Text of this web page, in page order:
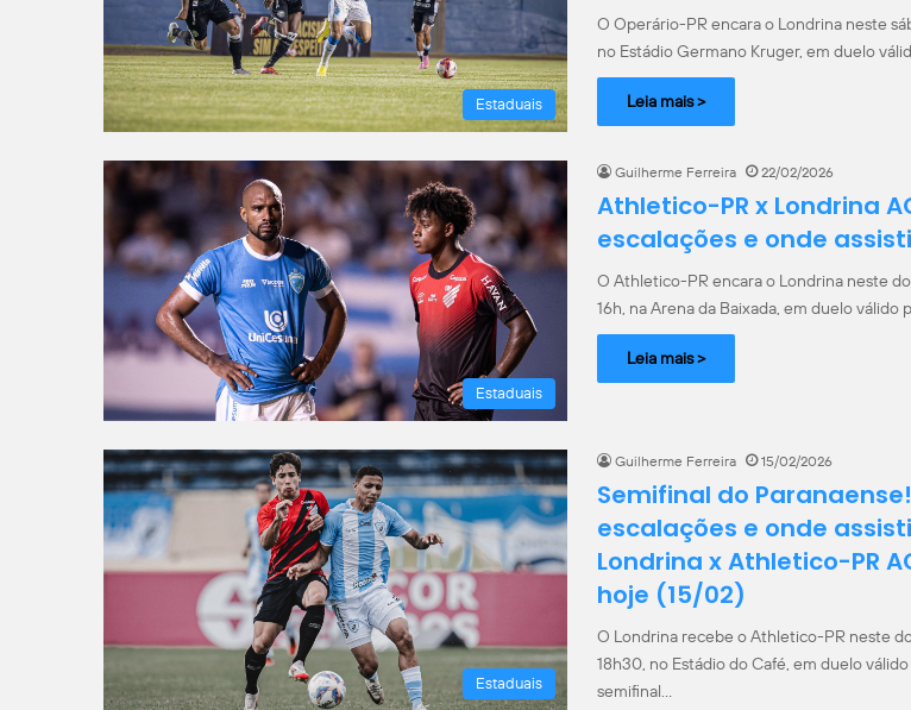
Estaduais
O Operário-PR encara o Londrina neste
no Estádio Germano Kruger, em duelo
Leia mais >
Estaduais
Guilherme Ferreira 22/02/2026
Athletico-PR x Londrina
escalações e onde
O Athletico-PR encara o Londrina neste
16h, na Arena da Baixada, em duelo válido
Leia mais >
Estaduais
Guilherme Ferreira 15/02/2026
Semifinal do
escalações e onde
Londrina x Athletico-PR
hoje (15/02)
O Londrina recebe o Athletico-PR neste
18h30, no Estádio do Café, em duelo
semifinal…